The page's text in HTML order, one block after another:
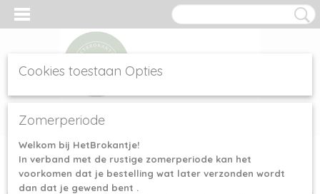
Home> haak&Brei accessoires>Mandala ringen & beursbeugels
Prym Haakringen 39 mm
Cookies toestaan Opties
Zomerperiode
Welkom bij HetBrokantje!
In verband met de rustige zomerperiode kan het
voorkomen dat je bestelling wat later verzonden wordt
dan dat je gewend bent .